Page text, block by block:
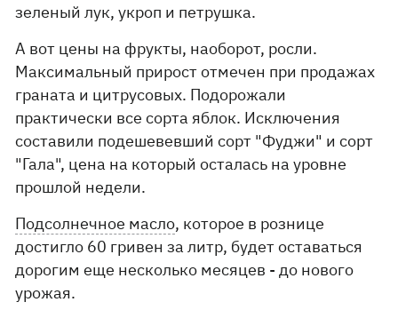
зеленый лук, укроп и петрушка.
А вот цены на фрукты, наоборот, росли.
Максимальный прирост отмечен при продажах
граната и цитрусовых. Подорожали
практически все сорта яблок. Исключения
составили подешевевший сорт "Фуджи" и сорт
"Гала", цена на который осталась на уровне
прошлой недели.
Подсолнечное масло, которое в рознице
достигло 60 гривен за литр, будет оставаться
дорогим еще несколько месяцев - до нового
урожая.